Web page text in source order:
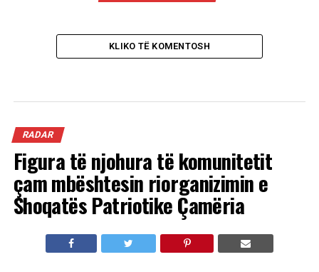
KLIKO TË KOMENTOSH
RADAR
Figura të njohura të komunitetit
çam mbështesin riorganizimin e
Shoqatës Patriotike Çamëria